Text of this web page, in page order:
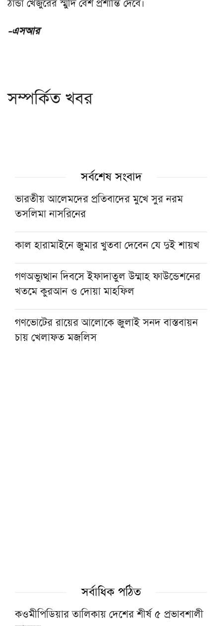
ঠান্ডা খেজুরের স্মুদি বেশ প্রশান্তি দেবে।
-এসআর
সম্পর্কিত খবর
সর্বশেষ সংবাদ
ভারতীয় আলেমদের প্রতিবাদের মুখে সুর নরম
তসলিমা নাসরিনের
কাল হারামাইনে জুমার খুতবা দেবেন যে দুই শায়খ
গণঅভ্যুত্থান দিবসে ইফাদাতুল উম্মাহ ফাউন্ডেশনের
খতমে কুরআন ও দোয়া মাহফিল
গণভোটের রায়ের আলোকে জুলাই সনদ বাস্তবায়ন
চায় খেলাফত মজলিস
জুলাই গণঅভ্যুত্থান দিবসে বায়তুল মোকাররমে
কুরআন খতম ও বিশেষ দোয়া মাহফিল
সর্বাধিক পঠিত
কওমীপিডিয়ার তালিকায় দেশের শীর্ষ ৫ প্রভাবশালী